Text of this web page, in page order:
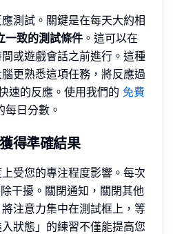
測試。關鍵是在每天大約相
一致的測試條件 。這可以在
或遊戲會話之前進行。這種
更熟悉這項任務，將反應過
速的反應。使用我們的 免費
每日分數。
得準確結果
受您的專注程度影響。每次
干擾。關閉通知，關閉其他
注意力集中在測試框上，等
狀態」的練習不僅能提高您